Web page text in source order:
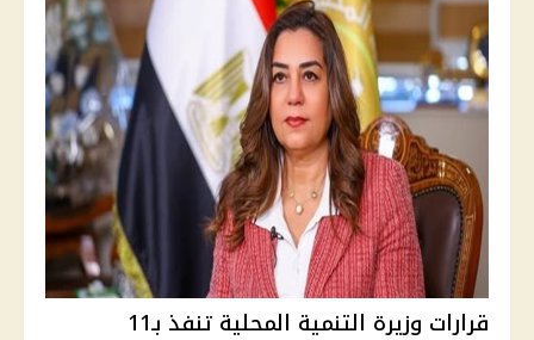
قرارات وزيرة التنمية المحلية تنفذ بـ11